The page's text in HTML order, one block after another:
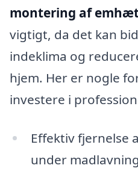
montering af
vigtigt, da det kan
indeklima og
hjem. Her er nogle
investere i
Effektiv fjernelse
under madlavning